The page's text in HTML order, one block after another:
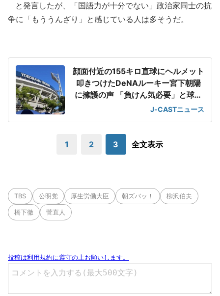
と発言したが、「国語力が十分でない」政治家同士の抗
争に「もううんざり」と感じている人は多そうだ。
顔面付近の155キロ直球にヘルメット
叩きつけたDeNAルーキー宮下朝陽
に擁護の声 「負けん気必要」と球団
J-CASTニュース
1 2 3 全文表示
TBS 公明党 厚生労働大臣 朝ズバッ！ 柳沢伯夫
橋下徹 菅直人